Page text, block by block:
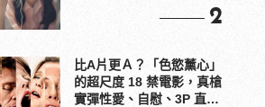
2
比A片更Ａ？「色慾薰心」
的超尺度 18 禁電影，真槍
實彈性愛、自慰、3P 直接